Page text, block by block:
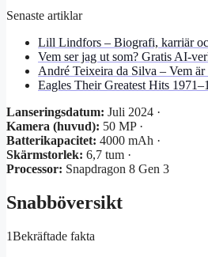
Senaste artiklar
Lill Lindfors – Biografi, karriär
Vem ser jag ut som? Gratis AI-
André Teixeira da Silva – Vem
Eagles Their Greatest Hits
Lanseringsdatum: Juli 2024 ·
Kamera (huvud): 50 MP ·
Batterikapacitet: 4000 mAh ·
Skärmstorlek: 6,7 tum ·
Processor: Snapdragon 8 Gen 3
Snabböversikt
1Bekräftade fakta